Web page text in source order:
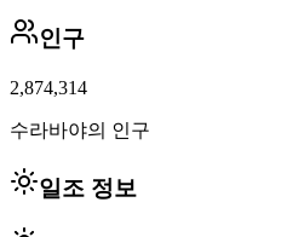
인구
2,874,314
수라바야의 인구
일조 정보